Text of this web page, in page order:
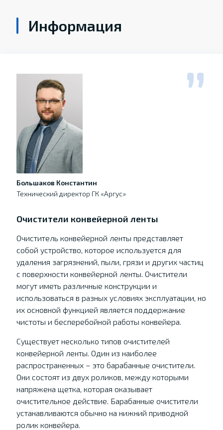
Информация
Большаков Константин
Технический директор ГК «Аргус»
Очистители конвейерной ленты
Очиститель конвейерной ленты представляет
собой устройство, которое используется для
удаления загрязнений, пыли, грязи и других частиц
с поверхности конвейерной ленты. Очистители
могут иметь различные конструкции и
использоваться в разных условиях эксплуатации, но
их основной функцией является поддержание
чистоты и бесперебойной работы конвейера.
Существует несколько типов очистителей
конвейерной ленты. Один из наиболее
распространенных – это барабанные очистители.
Они состоят из двух роликов, между которыми
напряжена щетка, которая оказывает
очистительное действие. Барабанные очистители
устанавливаются обычно на нижний приводной
ролик конвейера.